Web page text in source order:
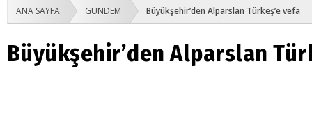
ANA SAYFA GÜNDEM Büyükşehir’den Alparslan Türkeş’e vefa
Büyükşehir’den Alparslan